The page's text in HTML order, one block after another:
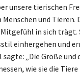
unsere tierischen
und Tieren.
in sich trägt.
einhergehen und
„Die Größe und
wie sie die